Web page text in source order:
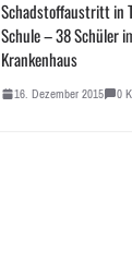
Schadstoffaustritt in
Schule – 38 Schüler
Krankenhaus
16. Dezember 2015 0